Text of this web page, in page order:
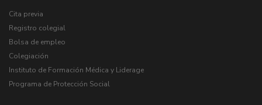
Cita previa
Registro colegial
Bolsa de empleo
Colegiación
Instituto de Formación Médica y Liderage
Programa de Protección Social